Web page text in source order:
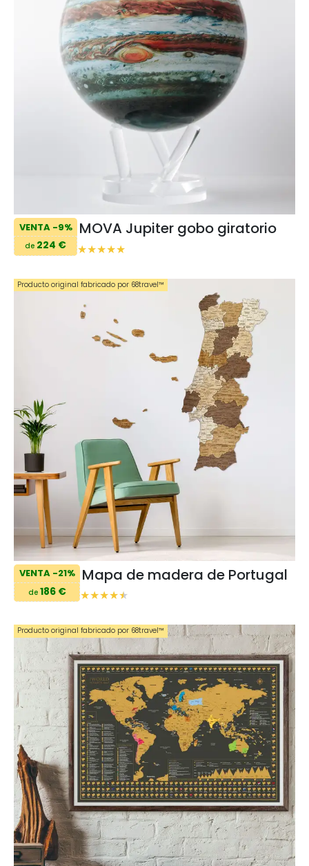
VENTA -9%
de 224 €
MOVA Jupiter gobo giratorio
VENTA -21%
de186 €
Mapa de madera de Portugal
Producto original fabricado por 68travel™️
Producto original fabricado por 68travel™️